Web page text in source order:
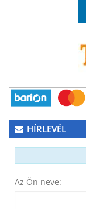
HÍRLEVÉL
Az Ön neve: